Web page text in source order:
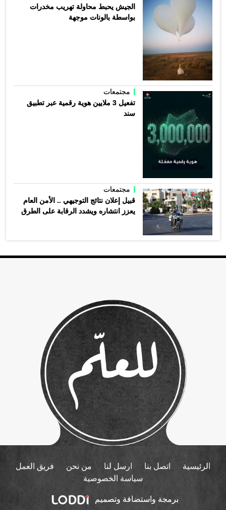
الجيش يحبط محاولة تهريب مخدرات
بواسطة بالونات موجهة
مجتمعات
تفعيل 3 ملايين هوية رقمية عبر تطبيق
سند
مجتمعات
قبيل إعلان نتائج التوجيهي .. الأمن العام
يعزز انتشاره ويشدد الرقابة على الطرق
الرئيسية اتصل بنا ارسل لنا من نحن
فريق العمل
سياسة الخصوصية
برمجة واستضافة وتصميم